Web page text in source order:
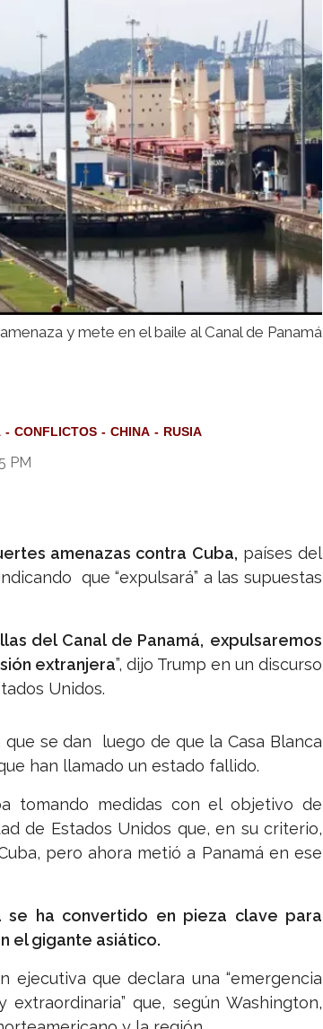
y mete en el baile al Canal de Panamá
CONFLICTOS CHINA RUSIA
PM
amenazas contra Cuba, países del
que “expulsará” a las supuestas
del Canal de Panamá, expulsaremos
extranjera”, dijo Trump en un discurso
Unidos.
se dan luego de que la Casa Blanca
han llamado un estado fallido.
tomando medidas con el objetivo de
de Estados Unidos que, en su criterio,
pero ahora metió a Panamá en ese
se ha convertido en pieza clave para
el gigante asiático.
ejecutiva que declara una “emergencia
extraordinaria” que, según Washington,